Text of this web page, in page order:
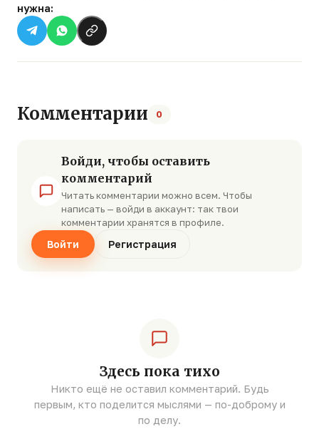
нужна:
Комментарии 0
Войди, чтобы оставить
комментарий
Читать комментарии можно всем. Чтобы
написать — войди в аккаунт: так твои
комментарии хранятся в профиле.
Войти Регистрация
Здесь пока тихо
Никто ещё не оставил комментарий. Будь
первым, кто поделится мыслями — по-доброму и
по делу.